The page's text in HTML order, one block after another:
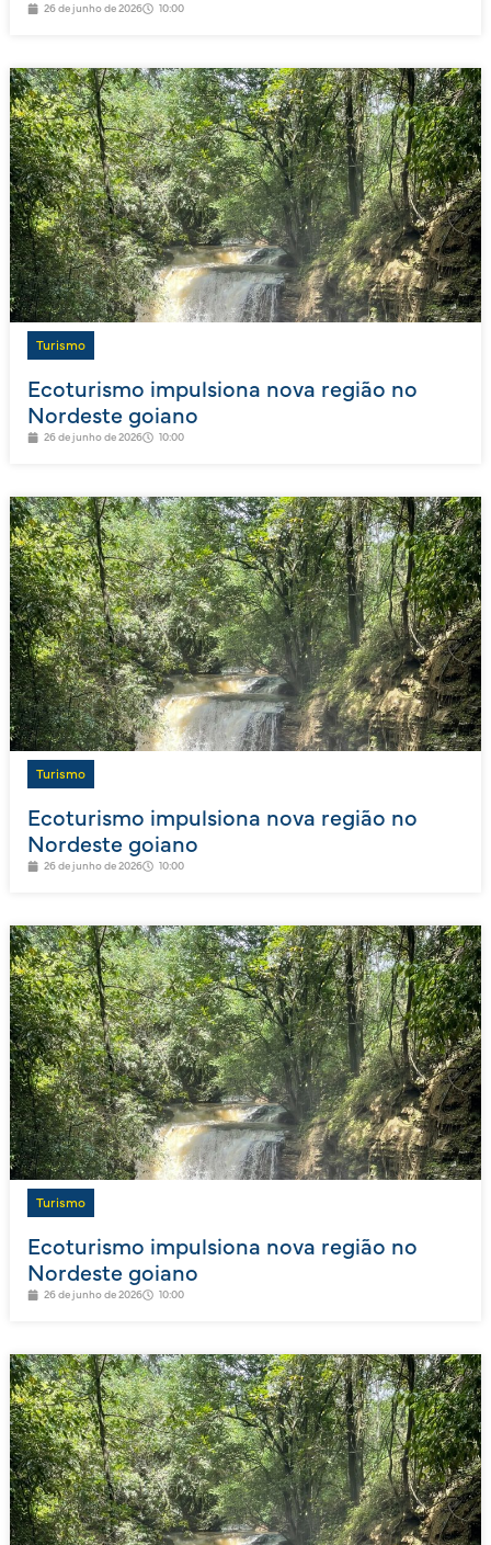
26 de junho de 2026 10:00
Turismo
Ecoturismo impulsiona nova região no
Nordeste goiano
26 de junho de 2026 10:00
Turismo
Ecoturismo impulsiona nova região no
Nordeste goiano
26 de junho de 2026 10:00
Turismo
Ecoturismo impulsiona nova região no
Nordeste goiano
26 de junho de 2026 10:00